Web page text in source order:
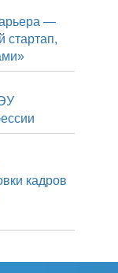
—
стартап,
кадров